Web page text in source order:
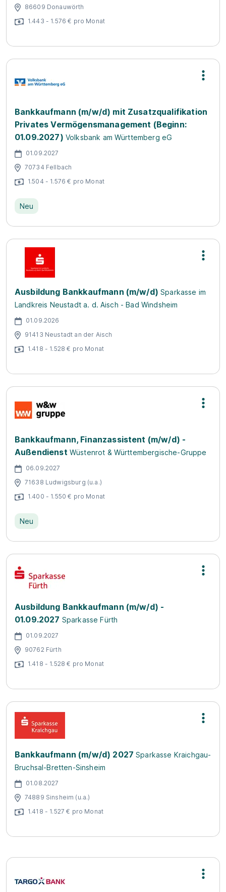
86609 Donauwörth
1.443 - 1.576 € pro Monat
Bankkaufmann (m/w/d) mit Zusatzqualifikation
Privates Vermögensmanagement (Beginn:
01.09.2027) Volksbank am Württemberg eG
01.09.2027
70734 Fellbach
1.504 - 1.576 € pro Monat
Neu
Ausbildung Bankkaufmann (m/w/d) Sparkasse im
Landkreis Neustadt a. d. Aisch - Bad Windsheim
01.09.2026
91413 Neustadt an der Aisch
1.418 - 1.528 € pro Monat
Bankkaufmann, Finanzassistent (m/w/d) -
Außendienst Wüstenrot & Württembergische-Gruppe
06.09.2027
71638 Ludwigsburg (u.a.)
1.400 - 1.550 € pro Monat
Neu
Ausbildung Bankkaufmann (m/w/d) -
01.09.2027 Sparkasse Fürth
01.09.2027
90762 Fürth
1.418 - 1.528 € pro Monat
Bankkaufmann (m/w/d) 2027 Sparkasse Kraichgau-
Bruchsal-Bretten-Sinsheim
01.08.2027
74889 Sinsheim (u.a.)
1.418 - 1.527 € pro Monat